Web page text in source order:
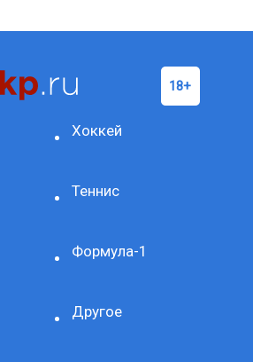
Хоккей
Теннис
Формула-1
Другое